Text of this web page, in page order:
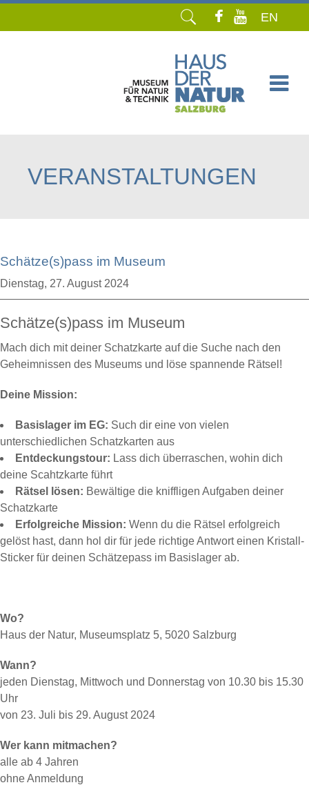
EN
VERANSTALTUNGEN
Schätze(s)pass im Museum
Dienstag, 27. August 2024
Schätze(s)pass im Museum
Mach dich mit deiner Schatzkarte auf die Suche nach den
Geheimnissen des Museums und löse spannende Rätsel!
Deine Mission:
Basislager im EG: Such dir eine von vielen
unterschiedlichen Schatzkarten aus
Entdeckungstour: Lass dich überraschen, wohin dich
deine Scahtzkarte führt
Rätsel lösen: Bewältige die kniffligen Aufgaben deiner
Schatzkarte
Erfolgreiche Mission: Wenn du die Rätsel erfolgreich
gelöst hast, dann hol dir für jede richtige Antwort einen Kristall-
Sticker für deinen Schätzepass im Basislager ab.
Wo?
Haus der Natur, Museumsplatz 5, 5020 Salzburg
Wann?
jeden Dienstag, Mittwoch und Donnerstag von 10.30 bis 15.30
Uhr
von 23. Juli bis 29. August 2024
Wer kann mitmachen?
alle ab 4 Jahren
ohne Anmeldung